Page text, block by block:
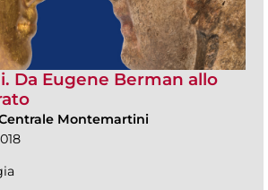
Da Eugene Berman allo
Montemartini